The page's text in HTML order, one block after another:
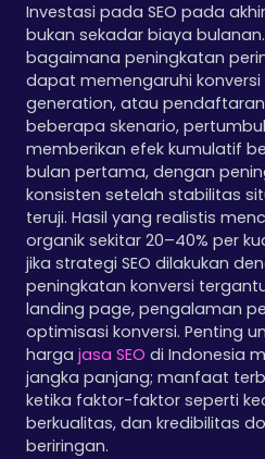
Investasi pada SEO pada
bukan sekadar biaya
bagaimana peningkatan
dapat memengaruhi konversi
generation, atau
beberapa skenario,
memberikan efek kumulatif
bulan pertama, dengan
konsisten setelah stabilitas
teruji. Hasil yang realistis
organik sekitar 20–40% per
jika strategi SEO dilakukan
peningkatan konversi
landing page, pengalaman
optimisasi konversi. Penting
hargajasa SEO di Indonesia
jangka panjang; manfaat
ketika faktor-faktor seperti
berkualitas, dan kredibilitas
beriringan.